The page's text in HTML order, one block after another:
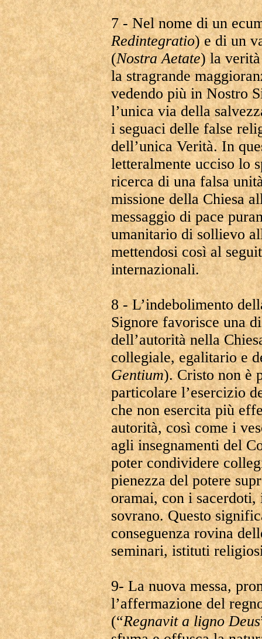
7 - Nel nome di un
Redintegratio) e di un
(Nostra Aetate) la verità
la stragrande
vedendo più in Nostro
l’unica via della
i seguaci delle false
dell’unica Verità. In
letteralmente ucciso lo
ricerca di una falsa
missione della Chiesa
messaggio di pace
umanitario di sollievo
mettendosi così al
internazionali.
8 - L’indebolimento
Signore favorisce una
dell’autorità nella
collegiale, egalitario e
Gentium). Cristo non è
particolare l’esercizio
che non esercita più
autorità, così come i
agli insegnamenti del
poter condividere
pienezza del potere
oramai, con i
sovrano. Questo
conseguenza rovina
seminari, istituti
9- La nuova messa,
l’affermazione del
(“Regnavit a ligno Deus